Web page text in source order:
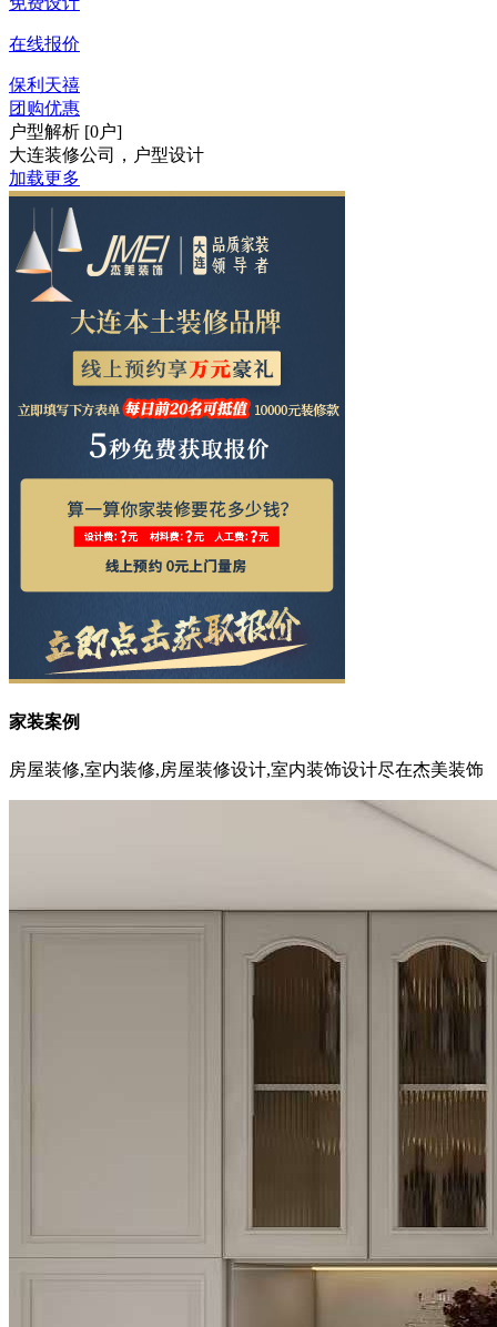
在线报价
保利天禧
团购优惠
户型解析 [0户]
大连装修公司，户型设计
加载更多
家装案例
房屋装修,室内装修,房屋装修设计,室内装饰设计尽在杰美装饰